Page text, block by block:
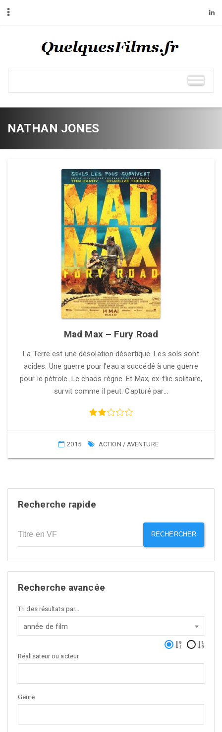
NATHAN JONES
Mad Max – Fury Road
La Terre est une désolation désertique. Les sols sont
acides. Une guerre pour l’eau a succédé à une guerre
pour le pétrole. Le chaos règne. Et Max, ex-flic solitaire,
survit comme il peut. Capturé par…
2015 ACTION / AVENTURE
Recherche rapide
RECHERCHER
Recherche avancée
Tri des résultats par...
année de film
Réalisateur ou acteur
Genre